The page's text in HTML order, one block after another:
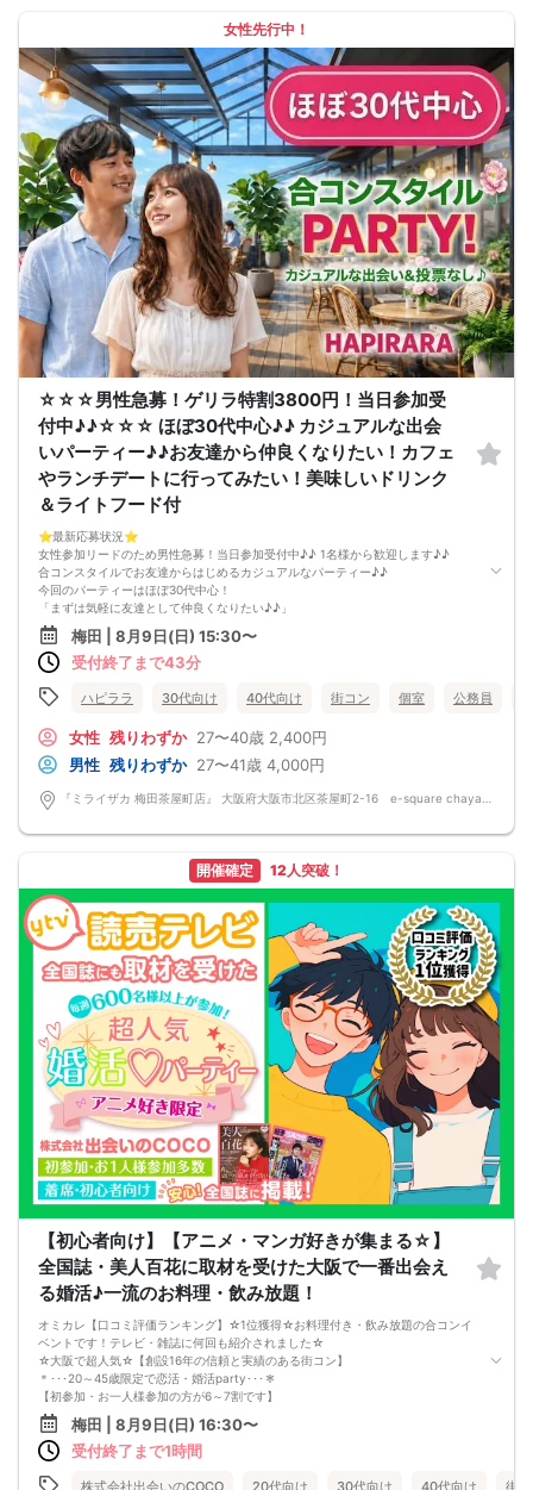
ゆったり着席スタイル♪♪
美味しいドリンクをサービス♡（ソフトドリンク・ノンアルカクテル・カクテ
ル・ビール等♪♪）
連絡先交換自由♪♪ 次に繋がりやすい♪♪
【お支払い方法】
当日現金払い♪
楽々♪クレジット払い♪
＜申込画面でいずれかを選択ください＞
※お申し込み後、即時でお客様のお席を確保しています♪
規定のキャンセルポリシーが適用されます。ご確認の上、お申込み願います。
男女調整・お席の確保等を行っております運営都合上、ご理解をお願いします。
【会場での受付】
10分前より受付♪
【ご参加規約】
開催中のマスク着用は任意とさせていただきます。
ドリンクメニュー・フード類については店舗により若干変更する場合がありま
す。
男女調整のため規定のキャンセルポリシーが適用されます。ご確認の上、お申込
み願います。
お席の確保等を行っております運営都合上、ご理解をお願いします。
最少催行人数2対2～
ただし当日欠席による人数減少は不可抗力のため返金は行いません。
本イベントは貴重な同世代との出会いの場です。
上記同意了承の上お申し込みいただいたとみなします。
イベント当日、イベントの進行をスムーズにする為、スタッフの指示に従ってく
ださい。
女性先行中！
☆☆☆男性急募！ゲリラ特割3800円！当日参加受
付中♪♪☆☆☆ ほぼ30代中心♪♪ カジュアルな出会
いパーティー♪♪お友達から仲良くなりたい！カフェ
やランチデートに行ってみたい！美味しいドリンク
＆ライトフード付
⭐️最新応募状況⭐️
女性参加リードのため男性急募！当日参加受付中♪♪ 1名様から歓迎します♪♪
合コンスタイルでお友達からはじめるカジュアルなパーティー♪♪
今回のパーティーはほぼ30代中心！
「まずは気軽に友達として仲良くなりたい♪♪」
「気になる方とカフェやランチデートに行ってみたい♪♪」
「良きパートナーを見つけたい♪♪」
そんなあなたにぴったりのコンパ風な出会いイベントをご用意しました♪
皆さんでお話するのはきっと楽しいはず！
清潔感のあるお店で気にせずお話を楽しめます。
落ち着いた雰囲気の中で、リラックスしてお話しできるのが魅力なんです♪♪
～開催形式について～
美味しいドリンクをサービス♡（ソフトドリンク・ノンアルカクテル・カクテ
連絡先交換自由♪♪ 次に繋がりやすい♪♪
楽々♪クレジット払い♪
＜申込画面でいずれかを選択ください＞
※お申し込み後、即時でお客様のお席を確保しています♪
規定のキャンセルポリシーが適用されます。ご確認の上、お申込み願います。
男女調整・お席の確保等を行っております運営都合上、ご理解をお願いします。
【会場での受付】
10分前より受付♪
【必ずご確認くださいませ】
開催中のマスク着用は任意とさせていただきます。
ドリンクメニュー・フード類については店舗により若干変更する場合がありま
す。
※お申し込み後、即時でお客様のお席を確保しています。
規定のキャンセルポリシーが適用されます。ご確認の上、お申込み願います。
男女調整・お席の確保等を行っております運営都合上、ご理解をお願いします。
最少催行人数2対2～
ただし当日欠席による人数減少は不可抗力のため返金は行いません。
本イベントは貴重な同世代との出会いの場です。
上記同意了承の上お申し込みいただいたとみなします。
ださい。
梅田 | 8月9日(日) 15:30〜
受付終了まで43分
ハピララ 30代向け 40代向け 街コン 個室 公務員
女性 残りわずか 27〜40歳 2,400円
男性 残りわずか 27〜41歳 4,000円
開催確定 12人突破！
【初心者向け】【アニメ・マンガ好きが集まる☆】
全国誌・美人百花に取材を受けた大阪で一番出会え
る婚活♪一流のお料理・飲み放題！
オミカレ【口コミ評価ランキング】☆1位獲得☆お料理付き・飲み放題の合コンイ
ベントです！テレビ・雑誌に何回も紹介されました☆
☆大阪で超人気☆【創設16年の信頼と実績のある街コン】
＊･･･20～45歳限定で恋活・婚活party･･･＊
【初参加・お一人様参加の方が6～7割です】
安心してご参加ください♪
お一人様でも気軽に参加できるparty☆
内気な方でも大丈夫なよう、完全着席形式となっております。
スタッフからの連絡先交換のアナウンスもあるので自然に交換できます。（連絡
梅田 | 8月9日(日) 16:30〜
受付終了まで1時間
株式会社出会いのCOCO 20代向け 30代向け 40代向け 街